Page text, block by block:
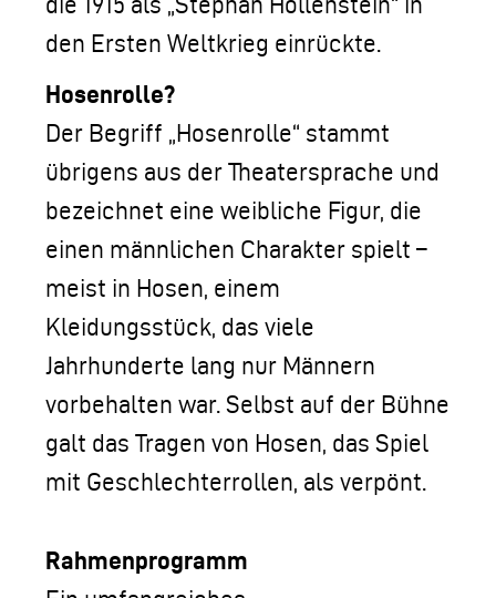
den Ersten Weltkrieg einrückte.
Hosenrolle?
Der Begriff „Hosenrolle“ stammt
übrigens aus der Theatersprache und
bezeichnet eine weibliche Figur, die
einen männlichen Charakter spielt –
meist in Hosen, einem
Kleidungsstück, das viele
Jahrhunderte lang nur Männern
vorbehalten war. Selbst auf der Bühne
galt das Tragen von Hosen, das Spiel
mit Geschlechterrollen, als verpönt.
Rahmenprogramm